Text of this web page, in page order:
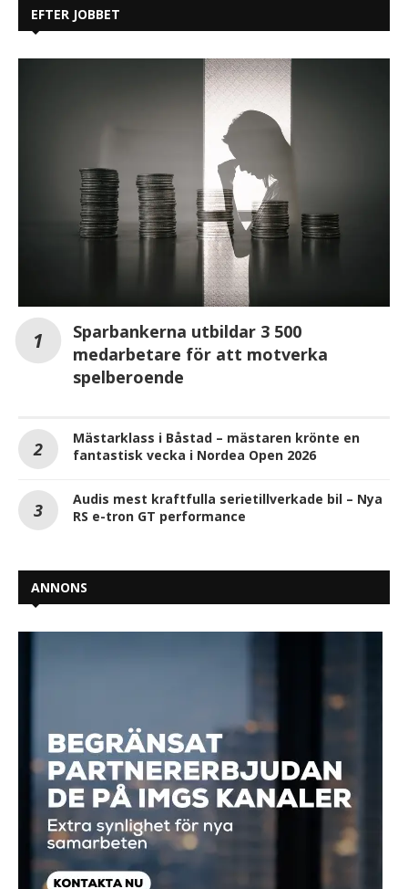
EFTER JOBBET
Sparbankerna utbildar 3 500
medarbetare för att motverka
spelberoende
Mästarklass i Båstad – mästaren krönte en
fantastisk vecka i Nordea Open 2026
Audis mest kraftfulla serietillverkade bil – Nya
RS e-tron GT performance
ANNONS